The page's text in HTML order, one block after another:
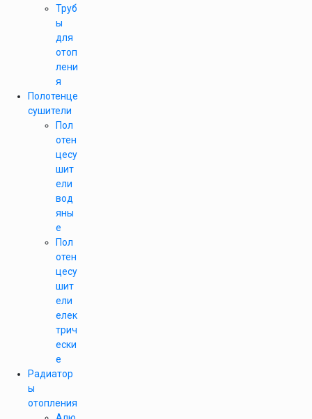
Труб
ы
для
отоп
лени
я
Полотенце
сушители
Пол
отен
цесу
шит
ели
вод
яны
е
Пол
отен
цесу
шит
ели
елек
трич
ески
е
Радиатор
ы
отопления